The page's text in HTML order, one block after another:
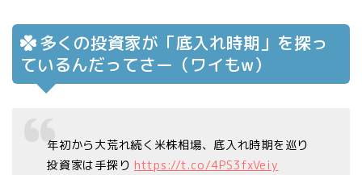
多くの投資家が「底入れ時期」を探っ
ているんだってさー（ワイもw）
年初から大荒れ続く米株相場、底入れ時期を巡り
投資家は手探り https://t.co/4PS3fxVeiy